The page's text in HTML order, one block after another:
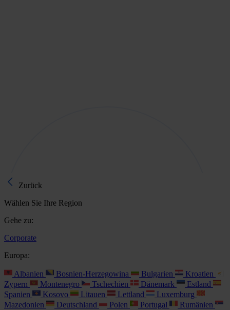
Zurück
Wählen Sie Ihre Region
Gehe zu:
Corporate
Europa:
Albanien Bosnien-Herzegowina Bulgarien
Kroatien
Zypern
Montenegro Tschechien Dänemark
Estland
Spanien
Kosovo Litauen Lettland
Luxemburg
Mazedonien
Deutschland Polen Portugal
Rumänien